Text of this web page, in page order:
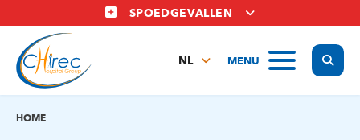
en
naar
inhoud
gaan
SPOEDGEVALLEN
MENU
NL
HOME